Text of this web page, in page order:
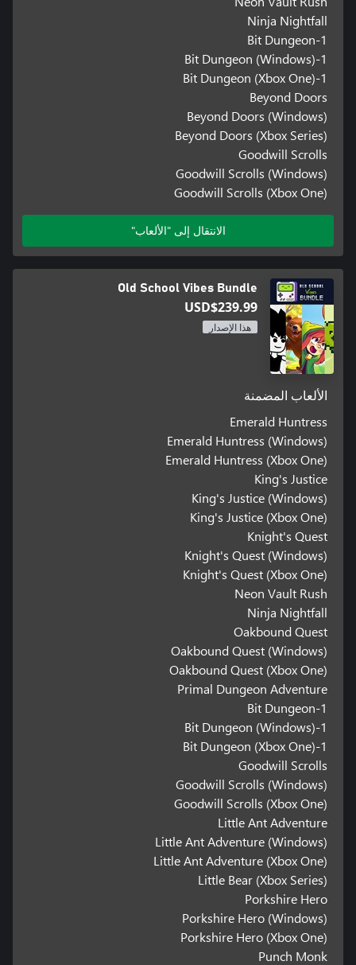
Ninja Nightfall
1-Bit Dungeon
1-Bit Dungeon (Windows)
1-Bit Dungeon (Xbox One)
Beyond Doors
Beyond Doors (Windows)
Beyond Doors (Xbox Series)
Goodwill Scrolls
Goodwill Scrolls (Windows)
Goodwill Scrolls (Xbox One)
الانتقال إلى "الألعاب"
Old School Vibes Bundle
USD$239.99
هذا الإصدار
الألعاب المضمنة
Emerald Huntress
Emerald Huntress (Windows)
Emerald Huntress (Xbox One)
King's Justice
King's Justice (Windows)
King's Justice (Xbox One)
Knight's Quest
Knight's Quest (Windows)
Knight's Quest (Xbox One)
Neon Vault Rush
Ninja Nightfall
Oakbound Quest
Oakbound Quest (Windows)
Oakbound Quest (Xbox One)
Primal Dungeon Adventure
1-Bit Dungeon
1-Bit Dungeon (Windows)
1-Bit Dungeon (Xbox One)
Goodwill Scrolls
Goodwill Scrolls (Windows)
Goodwill Scrolls (Xbox One)
Little Ant Adventure
Little Ant Adventure (Windows)
Little Ant Adventure (Xbox One)
Little Bear (Xbox Series)
Porkshire Hero
Porkshire Hero (Windows)
Porkshire Hero (Xbox One)
Punch Monk